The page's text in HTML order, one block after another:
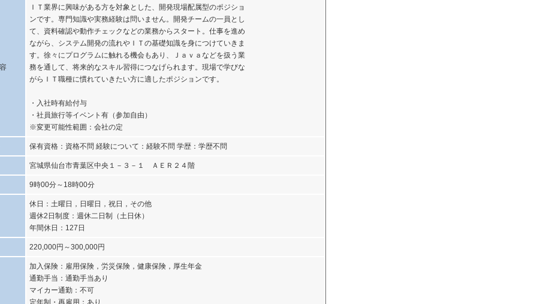
ＩＴ業界に興味がある方を対象とした、開発現場配属型のポジショ
ンです。専門知識や実務経験は問いません。開発チームの一員とし
て、資料確認や動作チェックなどの業務からスタート。仕事を進め
ながら、システム開発の流れやＩＴの基礎知識を身につけていきま
す。徐々にプログラムに触れる機会もあり、Ｊａｖａなどを扱う業
務を通して、将来的なスキル習得につなげられます。現場で学びな
がらＩＴ職種に慣れていきたい方に適したポジションです。
・入社時有給付与
・社員旅行等イベント有（参加自由）
※変更可能性範囲：会社の定
保有資格：資格不問 経験について：経験不問 学歴：学歴不問
宮城県仙台市青葉区中央１－３－１ ＡＥＲ２４階
9時00分～18時00分
休日：土曜日，日曜日，祝日，その他
週休2日制度：週休二日制（土日休）
年間休日：127日
220,000円～300,000円
加入保険：雇用保険，労災保険，健康保険，厚生年金
通勤手当：通勤手当あり
マイカー通勤：不可
定年制・再雇用：あり